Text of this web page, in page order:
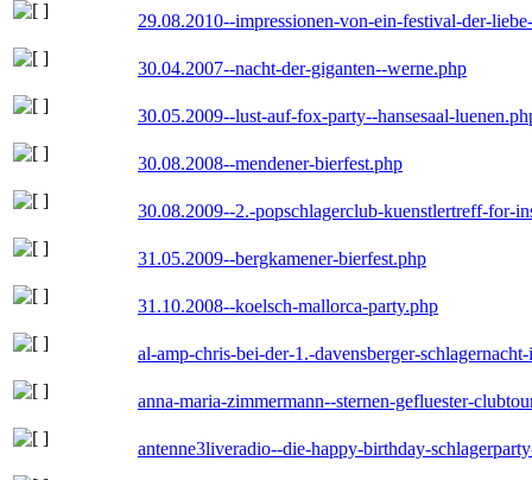
29.08.2010--impressionen-von-ein-festival-der-
30.04.2007--nacht-der-giganten--werne.php
30.05.2009--lust-auf-fox-party--hansesaal-
30.08.2008--mendener-bierfest.php
30.08.2009--2.-popschlagerclub-kuenstlertreff-for-
31.05.2009--bergkamener-bierfest.php
31.10.2008--koelsch-mallorca-party.php
al-amp-chris-bei-der-1.-davensberger-
anna-maria-zimmermann--sternen-gefluester-
antenne3liveradio--die-happy-birthday-